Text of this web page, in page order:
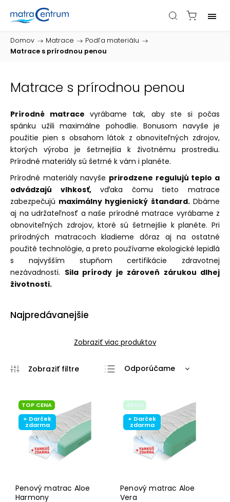
Domov / Matrace / Podľa materiálu /
Matrace s prírodnou penou
Matrace s prírodnou penou
Prírodné matracevyrábame tak, aby ste si počas
spánku užili maximálne pohodlie. Bonusom navyše je
použitie pien s obsahom látok z obnoviteľných zdrojov,
ktorých výroba je šetrnejšia k životnému prostrediu.
Prírodné materiály sú šetrné k vám i planéte.
Prírodné materiály navyše prirodzene regulujú teplo a
odvádzajú vlhkosť,vďaka čomu tieto matrace
zabezpečujú maximálny hygienický štandard.Dbáme
aj na udržateľnosť a naše prírodné matrace vyrábame z
obnoviteľných zdrojov, ktoré sú šetrnejšie k planéte. Pri
prírodných matracoch kladieme dôraz aj na ostatné
použité technológie, a preto používame ekologické lepidlá
s najvyšším stupňom certifikácie zdravotnej
nezávadnosti. Sila prírody je zároveň zárukou dlhej
životnosti.
Najpredávanejšie
Zobraziť viac produktov
Odporúčame
Najdrahšie
Najpredávanejšie
Abecedne
TOP CENA
+ Darček
zdarma
Penový matrac Aloe
Harmony
Akcia
+ Darček
zdarma
Penový matrac Aloe
Vera